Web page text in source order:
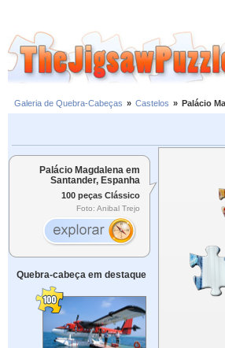
Galeria de Quebra-Cabeças » Castelos » Palácio
Palácio Magdalena em
Santander, Espanha
100 peças Clássico
Foto: Anibal Trejo
Quebra-cabeça em destaque